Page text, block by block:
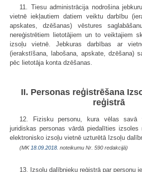
11. Tiesu administrācija nodrošina
vietnē iekļautiem datiem veiktu darbību
apskates, dzēšanas) vēstures
nereģistrētiem lietotājiem un to veiktajiem
izsoļu vietnē. Jebkuras darbības ar
(ierakstīšana, labošana, apskate, dzēšana)
pēc lietotāja konta dzēšanas.
II. Personas reģistrēšana
reģistrā
12. Fizisku personu, kura vēlas
juridiskas personas vārdā piedalīties
elektronisko izsoļu vietnē uzturētā Izsoļu
(MK 18.09.2018. noteikumu Nr. 590 redakcijā)
13. Izsoļu dalībnieku reģistrā par personu